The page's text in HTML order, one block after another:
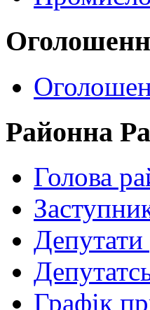
Районна
Голова
Депутати
Графік